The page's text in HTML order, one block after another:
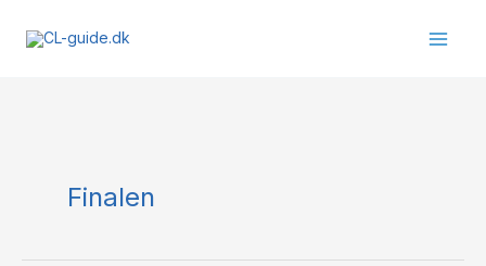
Finalen